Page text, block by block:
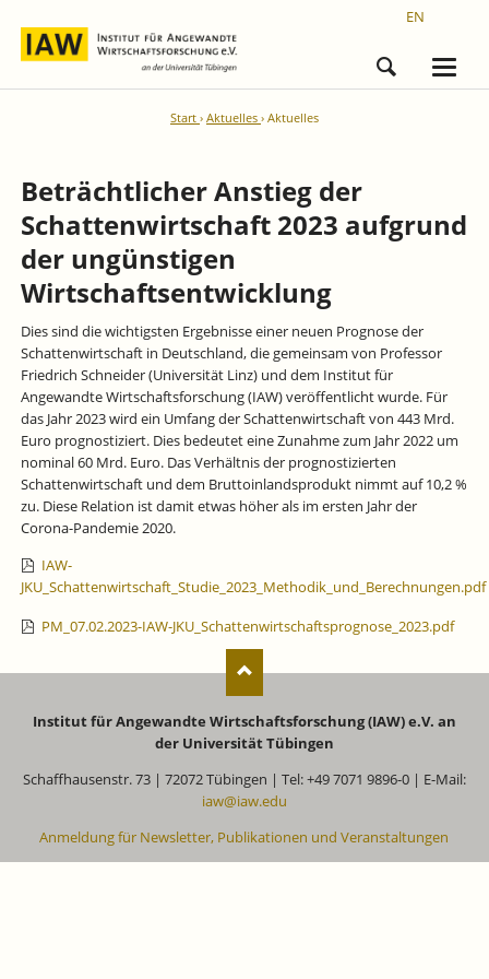
EN
Start Aktuelles Aktuelles
Beträchtlicher Anstieg der
Schattenwirtschaft 2023 aufgrund
der ungünstigen
Wirtschaftsentwicklung
Dies sind die wichtigsten Ergebnisse einer neuen Prognose der
Schattenwirtschaft in Deutschland, die gemeinsam von Professor
Friedrich Schneider (Universität Linz) und dem Institut für
Angewandte Wirtschaftsforschung (IAW) veröffentlicht wurde. Für
das Jahr 2023 wird ein Umfang der Schattenwirtschaft von 443 Mrd.
Euro prognostiziert. Dies bedeutet eine Zunahme zum Jahr 2022 um
nominal 60 Mrd. Euro. Das Verhältnis der prognostizierten
Schattenwirtschaft und dem Bruttoinlandsprodukt nimmt auf 10,2 %
zu. Diese Relation ist damit etwas höher als im ersten Jahr der
Corona-Pandemie 2020.
IAW-
JKU_Schattenwirtschaft_Studie_2023_Methodik_und_Berechnungen.pdf
PM_07.02.2023-IAW-JKU_Schattenwirtschaftsprognose_2023.pdf
Institut für Angewandte Wirtschaftsforschung (IAW) e.V. an
der Universität Tübingen
Schaffhausenstr. 73 | 72072 Tübingen | Tel: +49 7071 9896-0 | E-Mail:
iaw@iaw.edu
Anmeldung für Newsletter, Publikationen und Veranstaltungen